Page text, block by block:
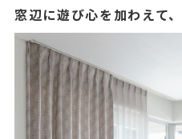
窓辺に遊び心を加わえて